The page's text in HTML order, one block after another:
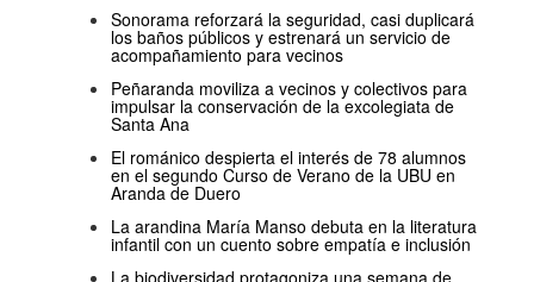
Sonorama reforzará la seguridad, casi duplicará
los baños públicos y estrenará un servicio de
acompañamiento para vecinos
Peñaranda moviliza a vecinos y colectivos para
impulsar la conservación de la excolegiata de
Santa Ana
El románico despierta el interés de 78 alumnos
en el segundo Curso de Verano de la UBU en
Aranda de Duero
La arandina María Manso debuta en la literatura
infantil con un cuento sobre empatía e inclusión